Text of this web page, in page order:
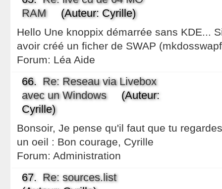
RAM(Auteur: Cyrille)
Hello Une knoppix démarrée sans KDE...
avoir créé un ficher de SWAP
Forum: Léa Aide
66. Re: Reseau via Livebox
avec un Windows(Auteur:
Cyrille)
Bonsoir, Je pense qu'il faut que tu
un oeil : Bon courage, Cyrille
Forum: Administration
67. Re: sources.list